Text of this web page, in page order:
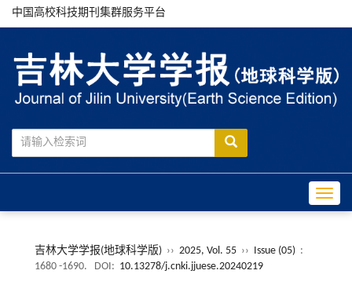
中国高校科技期刊集群服务平台
吉林大学学报(地球科学版) ›› 2025, Vol. 55 ›› Issue (05) :
1680 -1690.
DOI: 10.13278/j.cnki.jjuese.20240219